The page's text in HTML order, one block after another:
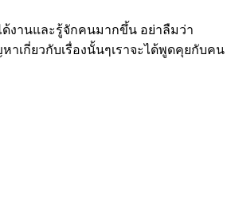
ด้งานและรู้จักคนมากขึ้น อย่าลืมว่า
เกี่ยวกับเรื่องนั้นๆเราจะได้พูดคุยกับคน